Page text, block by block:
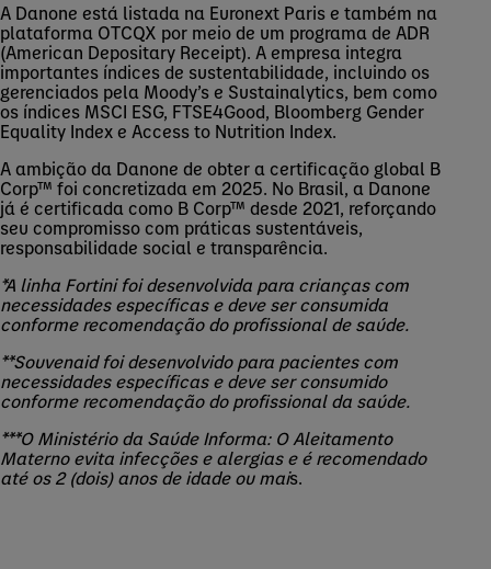
A Danone está listada na Euronext Parise também na
plataforma OTCQX por meio de um programa de ADR
(American Depositary Receipt). A empresa integra
importantes índices de sustentabilidade, incluindo os
gerenciados pela Moody’s e Sustainalytics, bem como
os índices MSCI ESG, FTSE4Good, Bloomberg Gender
Equality Index e Accessto Nutrition Index.
A ambição da Danone de obter a certificação global B
Corp™ foi concretizada em 2025. No Brasil, a Danone
já é certificada como B Corp™ desde 2021, reforçando
seu compromisso com práticas sustentáveis,
responsabilidade social e transparência.
*A linha Fortinifoi desenvolvida para crianças com
necessidades específicas e deve ser consumida
conforme recomendação do profissional de saúde.
**Souvenaidfoi desenvolvido para pacientes com
necessidades específicas e deve ser consumido
conforme recomendação do profissional da saúde.
***O Ministério da Saúde Informa: O Aleitamento
Materno evita infecções e alergias e é recomendado
até os 2 (dois) anos de idade ou mais.